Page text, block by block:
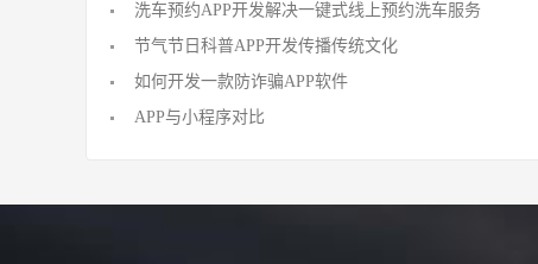
洗车预约APP开发解决一键式线上预约洗车服务
节气节日科普APP开发传播传统文化
如何开发一款防诈骗APP软件
APP与小程序对比